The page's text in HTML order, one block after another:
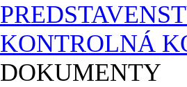
KONTROLNÁ
DOKUMENTY